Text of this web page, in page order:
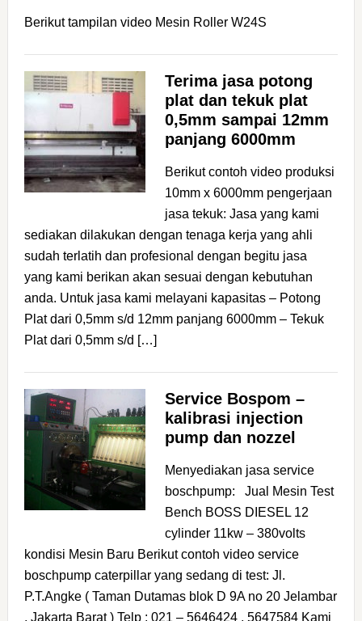
Berikut tampilan video Mesin Roller W24S
Terima jasa potong
plat dan tekuk plat
0,5mm sampai 12mm
panjang 6000mm
Berikut contoh video produksi
10mm x 6000mm pengerjaan
jasa tekuk: Jasa yang kami
sediakan dilakukan dengan tenaga kerja yang ahli
sudah terlatih dan profesional dengan begitu jasa
yang kami berikan akan sesuai dengan kebutuhan
anda. Untuk jasa kami melayani kapasitas – Potong
Plat dari 0,5mm s/d 12mm panjang 6000mm – Tekuk
Plat dari 0,5mm s/d […]
Service Bospom –
kalibrasi injection
pump dan nozzel
Menyediakan jasa service
boschpump: Jual Mesin Test
Bench BOSS DIESEL 12
cylinder 11kw – 380volts
kondisi Mesin Baru Berikut contoh video service
boschpump caterpillar yang sedang di test: Jl.
P.T.Angke ( Taman Dutamas blok D 9A no 20 Jelambar
, Jakarta Barat ) Telp : 021 – 5646424 , 5647584 Kami